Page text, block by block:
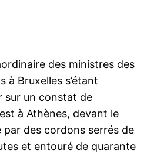
des ministres des
à Bruxelles s’étant
sur un constat de
à Athènes, devant le
des cordons serrés de
et entouré de quarante